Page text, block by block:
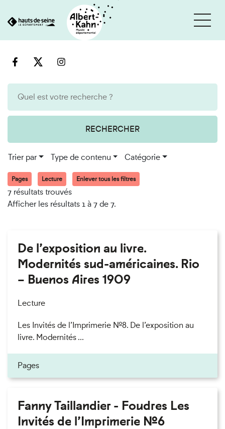
au
RECHERCHER
Trier par Type de contenu Catégorie
Pages Lecture Enlever tous les filtres
7 résultats trouvés
Afficher les résultats 1 à 7 de 7.
De l’exposition au livre.
Modernités sud-américaines. Rio
– Buenos Aires 1909
Lecture
Les Invités de l’Imprimerie n°8. De l’exposition au
livre. Modernités ...
Pages
Fanny Taillandier - Foudres Les
Invités de l’Imprimerie n°6
Cookies et traceurs utilisés sur ce site